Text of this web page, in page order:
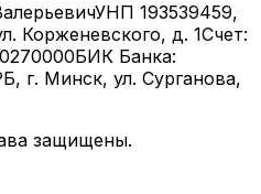
УНП 193539459,
Корженевского, д. 1Счет:
БИК Банка:
г. Минск, ул. Сурганова,
защищены.